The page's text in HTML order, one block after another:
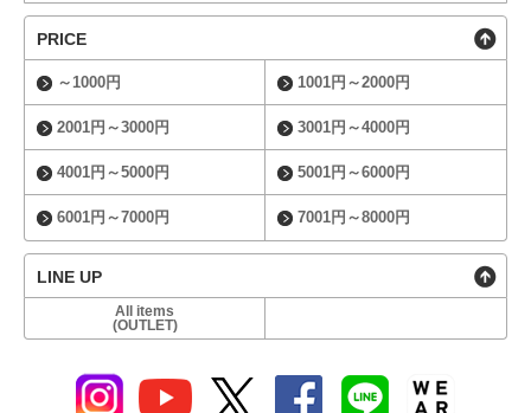
PRICE
～1000円 1001円～2000円
2001円～3000円 3001円～4000円
4001円～5000円 5001円～6000円
6001円～7000円 7001円～8000円
LINE UP
All items
(OUTLET)